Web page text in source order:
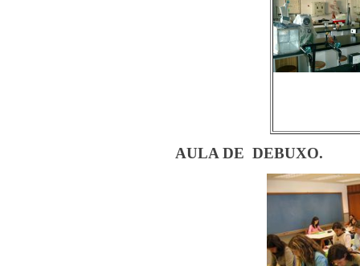
AULA DE DEBUXO.